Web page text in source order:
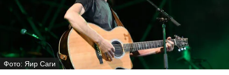
Фото: Яир Саги